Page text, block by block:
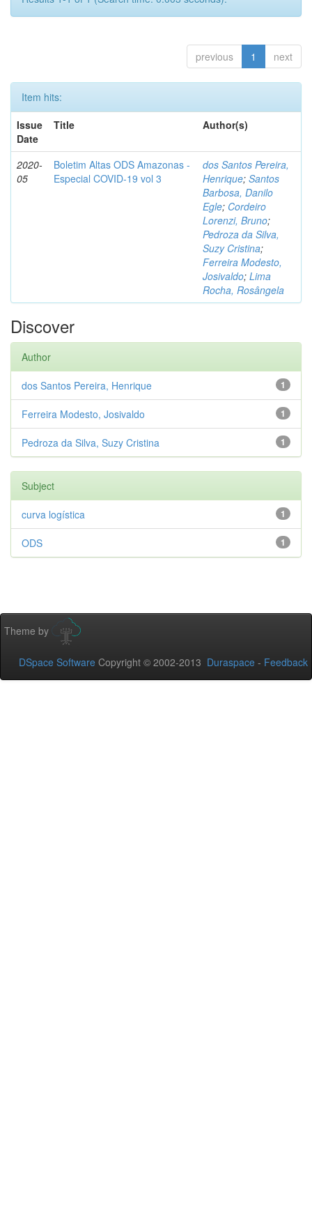
previous 1 next
Item hits:
Issue
Date
Title Author(s)
2020-
05
Boletim Altas ODS Amazonas -
Especial COVID-19 vol 3
dos Santos Pereira,
Henrique; Santos
Barbosa, Danilo
Egle; Cordeiro
Lorenzi, Bruno;
Pedroza da Silva,
Suzy Cristina;
Ferreira Modesto,
Josivaldo; Lima
Rocha, Rosângela
Discover
Author
1
dos Santos Pereira, Henrique
1
Ferreira Modesto, Josivaldo
1
Pedroza da Silva, Suzy Cristina
Subject
1
curva logística
1
ODS
Theme by
DSpace Software Copyright © 2002-2013 Duraspace - Feedback